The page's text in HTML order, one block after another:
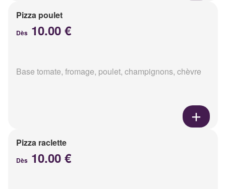
Pizza poulet
Dès 10.00 €
Base tomate, fromage, poulet, champignons, chèvre
Pizza raclette
Dès 10.00 €